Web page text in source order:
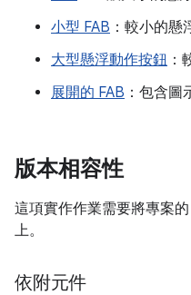
小型 FAB ：較小的懸
大型懸浮動作按鈕 ：
展開的 FAB ：包含圖
版本相容性
這項實作作業需要將專案
上。
依附元件